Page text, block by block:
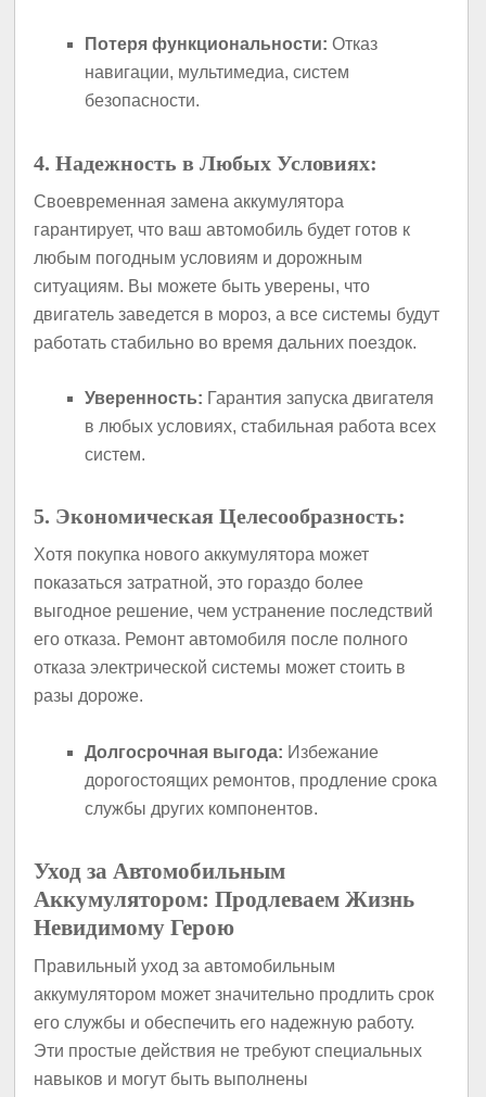
Потеря функциональности: Отказ
навигации, мультимедиа, систем
безопасности.
4. Надежность в Любых Условиях:
Своевременная замена аккумулятора
гарантирует, что ваш автомобиль будет готов к
любым погодным условиям и дорожным
ситуациям. Вы можете быть уверены, что
двигатель заведется в мороз, а все системы будут
работать стабильно во время дальних поездок.
Уверенность: Гарантия запуска двигателя
в любых условиях, стабильная работа всех
систем.
5. Экономическая Целесообразность:
Хотя покупка нового аккумулятора может
показаться затратной, это гораздо более
выгодное решение, чем устранение последствий
его отказа. Ремонт автомобиля после полного
отказа электрической системы может стоить в
разы дороже.
Долгосрочная выгода: Избежание
дорогостоящих ремонтов, продление срока
службы других компонентов.
Уход за Автомобильным
Аккумулятором: Продлеваем Жизнь
Невидимому Герою
Правильный уход за автомобильным
аккумулятором может значительно продлить срок
его службы и обеспечить его надежную работу.
Эти простые действия не требуют специальных
навыков и могут быть выполнены